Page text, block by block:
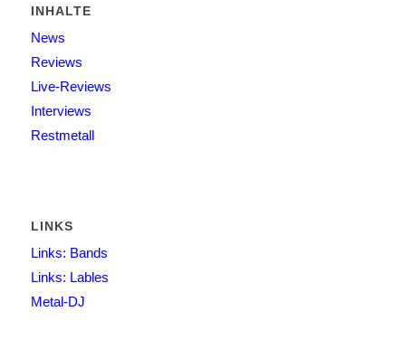
INHALTE
News
Reviews
Live-Reviews
Interviews
Restmetall
LINKS
Links: Bands
Links: Lables
Metal-DJ